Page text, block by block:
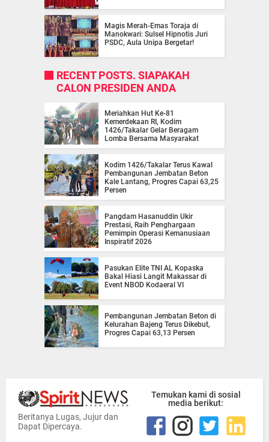
Magis Merah-Emas Toraja di
Manokwari: Sulsel Hipnotis Juri
PSDC, Aula Unipa Bergetar!
RECENT POSTS. SIAPAKAH
CALON PRESIDEN ANDA
Meriahkan Hut Ke-81
Kemerdekaan RI, Kodim
1426/Takalar Gelar Beragam
Lomba Bersama Masyarakat
Kodim 1426/Takalar Terus Kawal
Pembangunan Jembatan Beton
Kale Lantang, Progres Capai 63,25
Persen
Pangdam Hasanuddin Ukir
Prestasi, Raih Penghargaan
Pemimpin Operasi Kemanusiaan
Inspiratif 2026
Pasukan Elite TNI AL Kopaska
Bakal Hiasi Langit Makassar di
Event NBOD Kodaeral VI
Pembangunan Jembatan Beton di
Kelurahan Bajeng Terus Dikebut,
Progres Capai 63,13 Persen
Beritanya Lugas, Jujur dan
Dapat Dipercaya.
Temukan kami di sosial
media berikut: